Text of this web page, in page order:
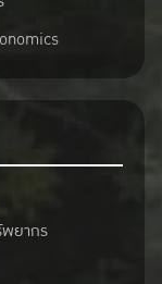
พยากร